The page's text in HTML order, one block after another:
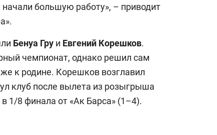
большую работу», – приводит
Бенуа Гру и Евгений Корешков.
чемпионат, однако решил сам
к родине. Корешков возглавил
клуб после вылета из розыгрыша
1/8 финала от «Ак Барса» (1–4).